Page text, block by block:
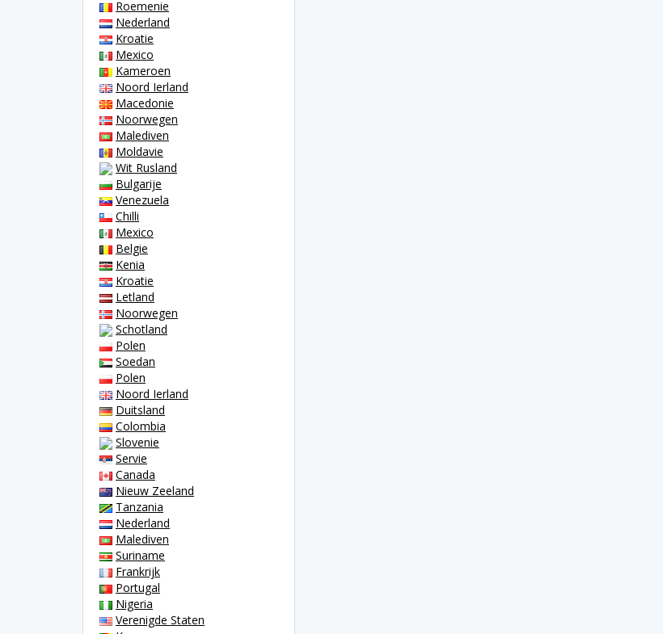
Roemenie
Nederland
Kroatie
Mexico
Kameroen
Noord Ierland
Macedonie
Noorwegen
Malediven
Moldavie
Wit Rusland
Bulgarije
Venezuela
Chilli
Mexico
Belgie
Kenia
Kroatie
Letland
Noorwegen
Schotland
Polen
Soedan
Polen
Noord Ierland
Duitsland
Colombia
Slovenie
Servie
Canada
Nieuw Zeeland
Tanzania
Nederland
Malediven
Suriname
Frankrijk
Portugal
Nigeria
Verenigde Staten